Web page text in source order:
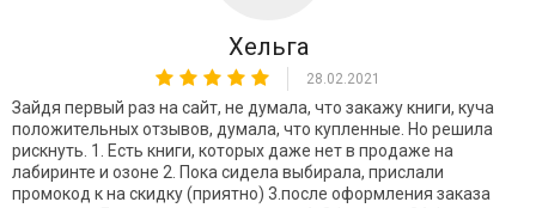
Хельга
28.02.2021
Зайдя первый раз на сайт, не думала, что закажу книги, куча
положительных отзывов, думала, что купленные. Но решила
рискнуть. 1. Есть книги, которых даже нет в продаже на
лабиринте и озоне 2. Пока сидела выбирала, прислали
промокод к на скидку (приятно) 3.после оформления заказа